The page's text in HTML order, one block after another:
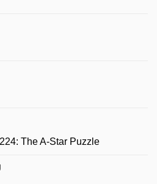
The A-Star Puzzle